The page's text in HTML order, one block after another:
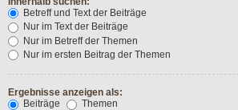
Betreff und Text der Beiträge
Nur im Text der Beiträge
Nur im Betreff der Themen
Nur im ersten Beitrag der Themen
Ergebnisse anzeigen als:
Beiträge
Themen